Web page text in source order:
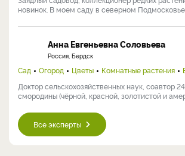
новинок. В моем саду в северном Подмосковье
Анна Евгеньевна Соловьева
Россия, Бердск
Сад Огород Цветы Комнатные растения
Доктор сельскохозяйственных наук, соавтор
смородины (чёрной, красной, золотистой и
Все эксперты